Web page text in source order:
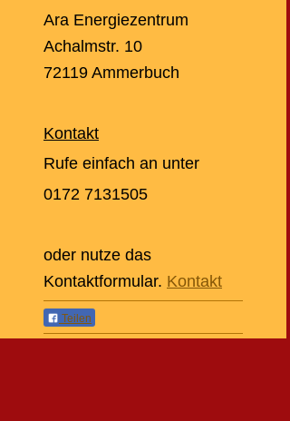
Ara Energiezentrum
Achalmstr. 10
72119 Ammerbuch
Kontakt
Rufe einfach an unter
0172 7131505
oder nutze das
Kontaktformular. Kontakt
Teilen